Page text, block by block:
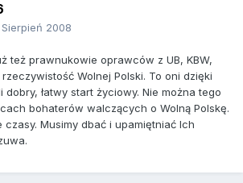
Sierpień 2008
też prawnukowie oprawców z UB, KBW,
rzeczywistość Wolnej Polski. To oni dzięki
dobry, łatwy start życiowy. Nie można tego
bohaterów walczących o Wolną Polskę.
czasy. Musimy dbać i upamiętniać Ich